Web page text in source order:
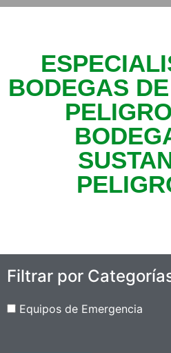
BODEGAS
Filtrar por
Equipos de Emergencia